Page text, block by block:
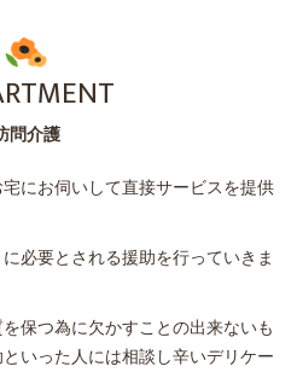
問介護
にお伺いして直接サービスを提供
必要とされる援助を行っていきま
保つ為に欠かすことの出来ないも
いった人には相談し辛いデリケー